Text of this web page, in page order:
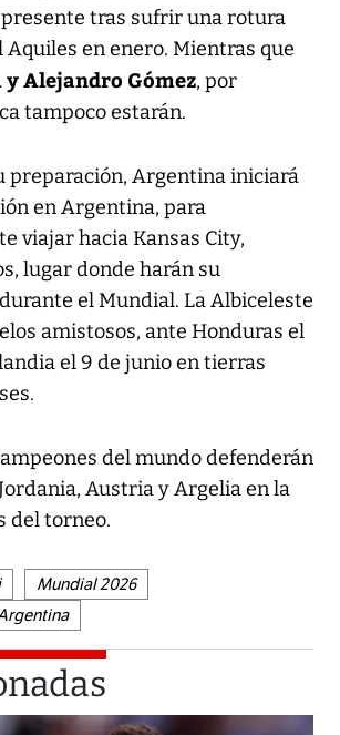
tras sufrir una rotura
en enero. Mientras que
Alejandro Gómez, por
tampoco estarán.
preparación, Argentina iniciará
en Argentina, para
viajar hacia Kansas City,
lugar donde harán su
el Mundial. La Albiceleste
amistosos, ante Honduras el
el 9 de junio en tierras
del mundo defenderán
Austria y Argelia en la
del torneo.
Mundial 2026